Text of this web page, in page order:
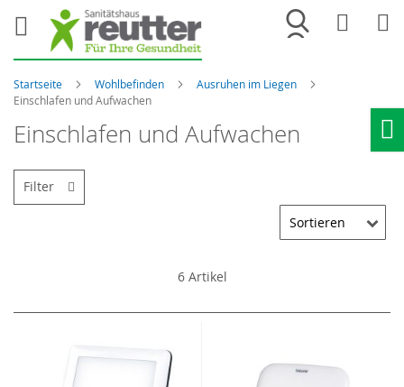
Merkliste
Startseite Wohlbefinden
Ausruhen im Liegen
Einschlafen und Aufwachen
Einschlafen und Aufwachen
6Artikel
Filter